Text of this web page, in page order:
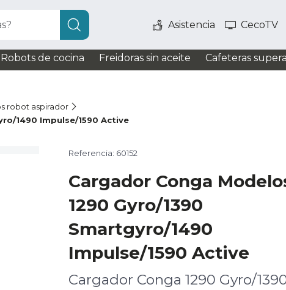
Asistencia CecoTV
Robots de cocina Freidoras sin aceite Cafeteras
robot aspirador
1490 Impulse/1590 Active
Referencia: 60152
Cargador Conga
1290 Gyro/1390
Smartgyro/1490
Impulse/1590 Active
Cargador Conga 1290 Gyro/